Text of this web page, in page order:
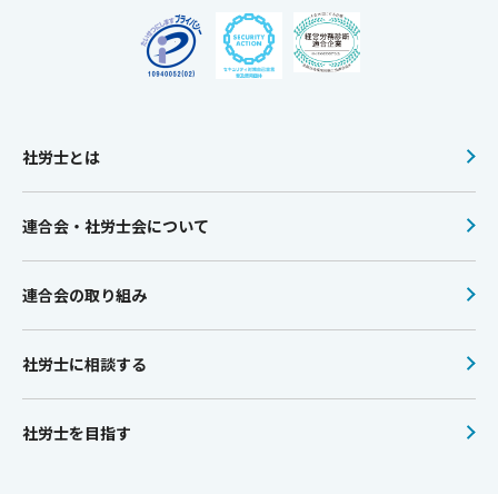
社労士とは
連合会・社労士会について
連合会の取り組み
社労士に相談する
社労士を目指す